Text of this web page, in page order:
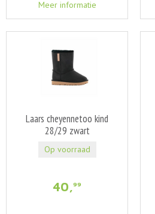
Meer informatie
Laars cheyennetoo kind
28/29 zwart
40,99
Op voorraad